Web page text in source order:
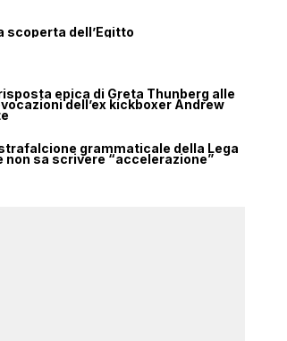
scoperta dell’Egitto
epica di Greta Thunberg alle
dell’ex kickboxer Andrew
grammaticale della Lega
non sa scrivere “accelerazione”